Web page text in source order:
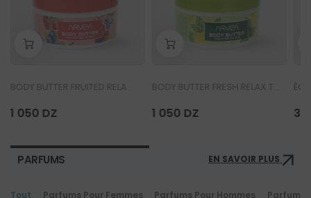
- 0 +
1 050 DZ
- 0
1 050 DZ 3
PARFUMS EN SAVOIR PLUS
Tout Parfums Pour Femmes Parfums Pour Hommes Parfums